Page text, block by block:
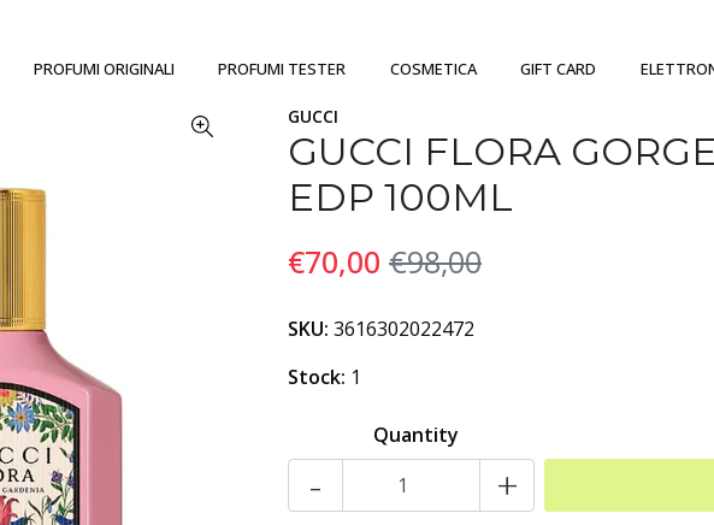
PROFUMI ORIGINALI PROFUMI TESTER COSMETICA GIFT CARD
GUCCI
GUCCI FLORA
EDP 100ML
€70,00 €98,00
SKU: 3616302022472
Stock: 1
Quantity
- +